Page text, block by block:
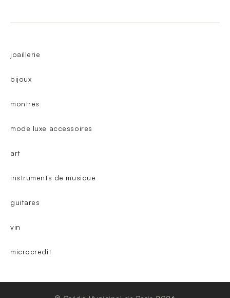
joaillerie
bijoux
montres
mode luxe accessoires
art
instruments de musique
guitares
vin
microcredit